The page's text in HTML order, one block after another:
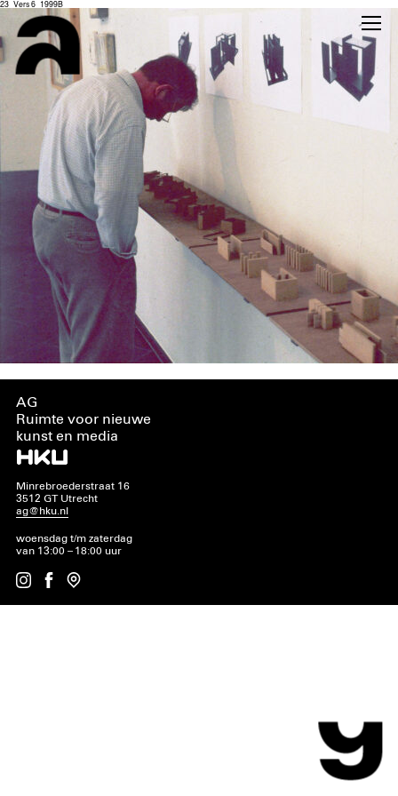
23_Vers 6_1999B
AG
Ruimte voor nieuwe
kunst en media
Minrebroederstraat 16
3512 GT Utrecht
ag@hku.nl
woensdag t/m zaterdag
van 13:00 – 18:00 uur